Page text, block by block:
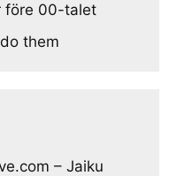
före 00-talet
them
– Jaiku